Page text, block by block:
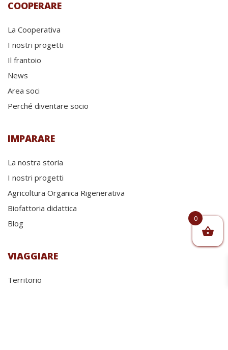
COOPERARE
La Cooperativa
I nostri progetti
Il frantoio
News
Area soci
Perché diventare socio
IMPARARE
La nostra storia
I nostri progetti
Agricoltura Organica Rigenerativa
Biofattoria didattica
Blog
VIAGGIARE
Territorio
0